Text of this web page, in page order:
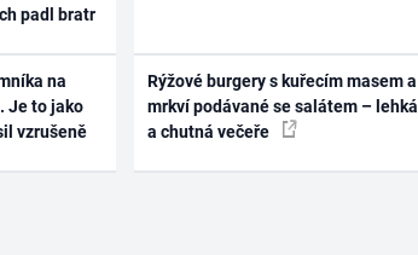
padl bratr
na
Je to jako
vzrušeně
Rýžové burgery s kuřecím masem a
mrkví podávané se salátem – lehká
a chutná večeře